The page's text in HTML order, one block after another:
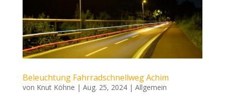
Beleuchtung Fahrradschnellweg Achim
von Knut Köhne | Aug. 25, 2024| Allgemein